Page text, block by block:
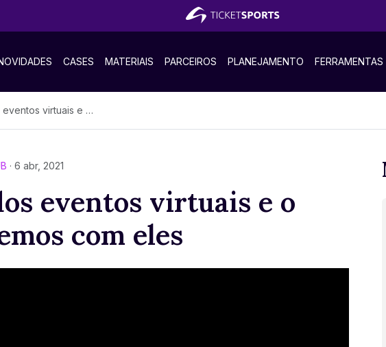
CASES MATERIAIS PARCEIROS PLANEJAMENTO FERRAMENTAS
e o que aprendemos com eles
· 6 abr, 2021
eventos virtuais e o
com eles